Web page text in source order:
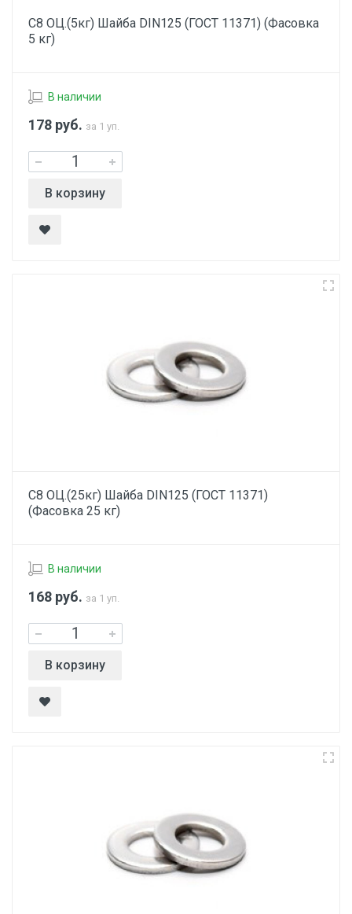
С8 ОЦ.(5кг) Шайба DIN125 (ГОСТ 11371) (Фасовка
5 кг)
В наличии
178 руб. за 1 уп.
В корзину
С8 ОЦ.(25кг) Шайба DIN125 (ГОСТ 11371)
(Фасовка 25 кг)
В наличии
168 руб. за 1 уп.
В корзину